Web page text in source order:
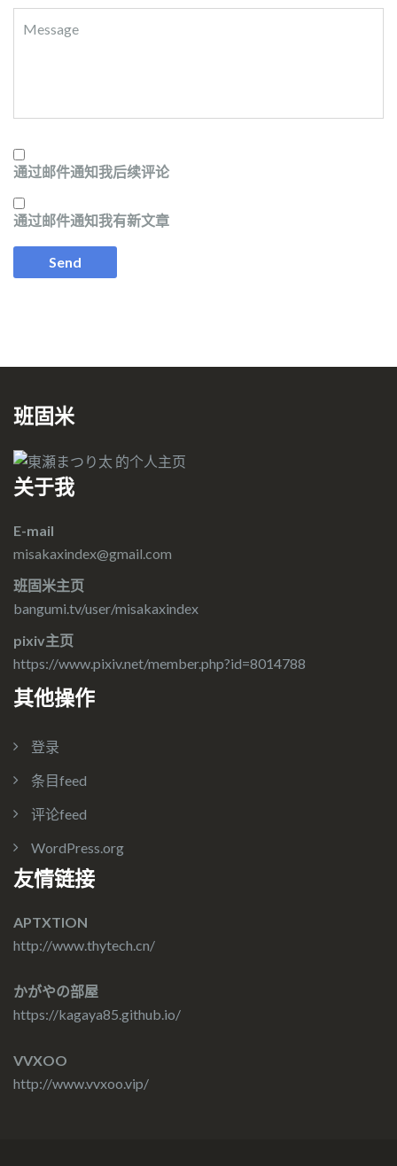
通过邮件通知我后续评论
通过邮件通知我有新文章
班固米
关于我
E-mail
misakaxindex@gmail.com
班固米主页
bangumi.tv/user/misakaxindex
pixiv主页
https://www.pixiv.net/member.php?id=8014788
其他操作
登录
条目feed
评论feed
WordPress.org
友情链接
APTXTION
http://www.thytech.cn/
かがやの部屋
https://kagaya85.github.io/
VVXOO
http://www.vvxoo.vip/